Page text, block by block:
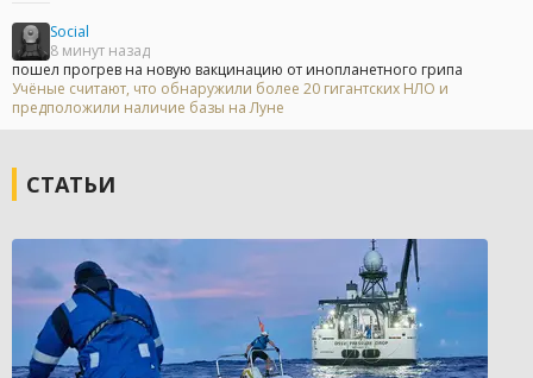
Social
8 минут назад
пошел прогрев на новую вакцинацию от инопланетного грипа
Учёные считают, что обнаружили более 20 гигантских НЛО и
предположили наличие базы на Луне
СТАТЬИ